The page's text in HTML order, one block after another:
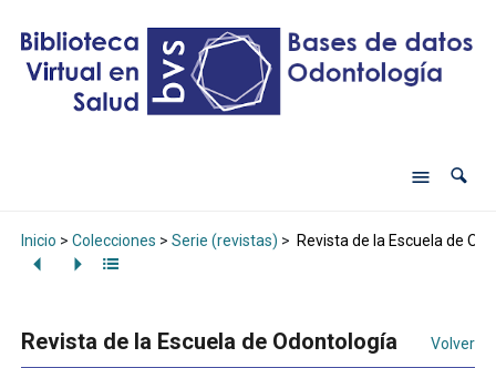
Inicio > Colecciones > Serie (revistas) > Revista de la Escuela de
Revista de la Escuela de Odontología Volver